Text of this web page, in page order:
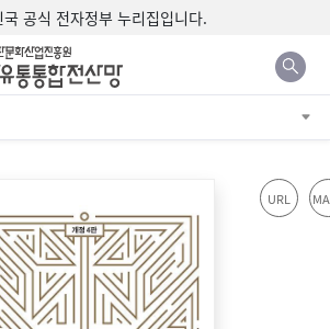
공식 전자정부 누리집입니다.
URL